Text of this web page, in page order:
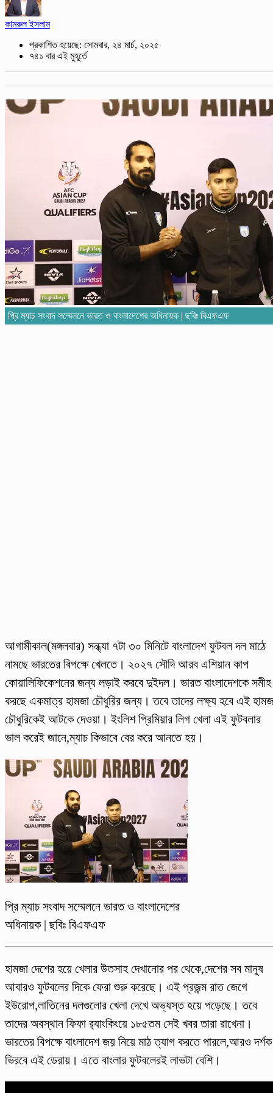
কামরুল ইসলাম
প্রকাশিত হয়েছে: সোমবার, ২৪ মার্চ, ২০২৫
৭৪১ বার এই মুহূর্তে
প্রি ম্যাচ সংবাদ সম্মেলনে ভারত ও বাংলাদেশের অধিনায়ক | ছবিঃ বিএফএফ
আগামীকাল(মঙ্গলবার) সন্ধ্যা ৭টা ৩০ মিনিটে বাংলাদেশ ফুটবল দল মাঠে
নামছে ভারতের বিপক্ষে খেলতে। ২০২৭ সৌদি আরব এশিয়ান কাপ
কোয়ালিফিকেশনের জন্য লড়াই করবে দুইদল। ভারত বাংলাদেশকে সমীহ
করছে একমাত্র হামজা চৌধুরির জন্য। তবে তাদের লক্ষ্য হবে এই
চৌধুরিকেই আটকে দেওয়া। ইংলিশ প্রিমিয়ার লিগ খেলা এই ফুটবলার
ভাল করেই জানে,ম্যাচ কিভাবে বের করে আনতে হয়।
প্রি ম্যাচ সংবাদ সম্মেলনে ভারত ও বাংলাদেশের
অধিনায়ক | ছবিঃ বিএফএফ
হামজা দেশের হয়ে খেলার উতসাহ দেখানোর পর থেকে,দেশের সব মানুষ
আবারও ফুটবলের দিকে ফেরা শুরু করেছে। এই প্রজন্ম রাত জেগে
ইউরোপ,লাতিনের দলগুলোর খেলা দেখে অভ্যস্ত হয়ে পড়েছে। তবে
তাদের অবস্থান ফিফা র‍্যাংকিংয়ে ১৮৫তম সেই খবর তারা রাখেনা।
ভারতের বিপক্ষে বাংলাদেশ জয় নিয়ে মাঠ ত্যাগ করতে পারলে,আরও দর্শ‌ক
ভিরবে এই ডেরায়। এতে বাংলার ফুটবলেরই লাভটা বেশি।